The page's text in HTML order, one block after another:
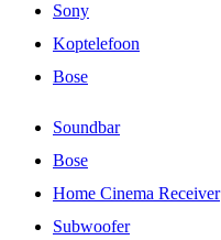
Sony
Koptelefoon
Bose
Soundbar
Bose
Home Cinema Receiver
Subwoofer